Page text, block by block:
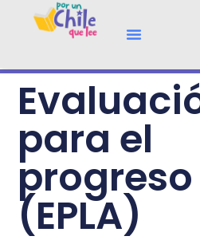
para el
(EPLA)